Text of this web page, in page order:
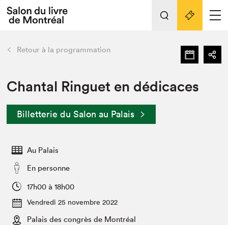
Espace exposant⋅e⋅s
Espace enseignant·e·s
L'événement
Préparer sa visite au Salon
Actualités
SLM PRO
retour Nos activités
Préparer sa visite
Salon dans la ville et en ligne
Projets partenaires
Liens pratiques
Retour à la programmation
Chantal Ringuet en dédicaces
Billetterie du Salon au Palais
Au Palais
En personne
17h00 à 18h00
Vendredi 25 novembre 2022
Palais des congrès de Montréal